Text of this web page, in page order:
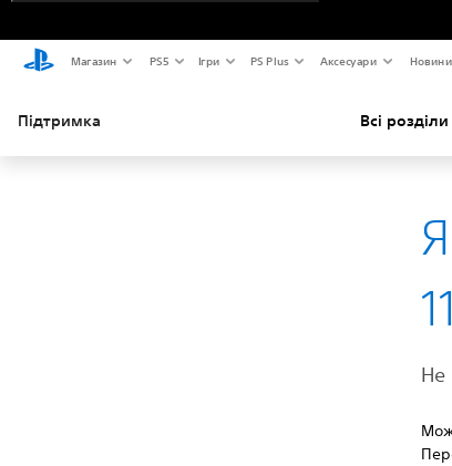
Магазин PS5 Ігри PS Plus Аксесуари Новини
Підтримка Всі розділи
Не